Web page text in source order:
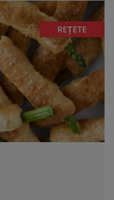
REȚETE